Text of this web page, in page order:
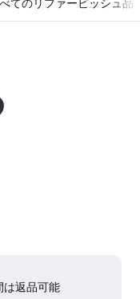
てのリファービッシュ品
は返品可能